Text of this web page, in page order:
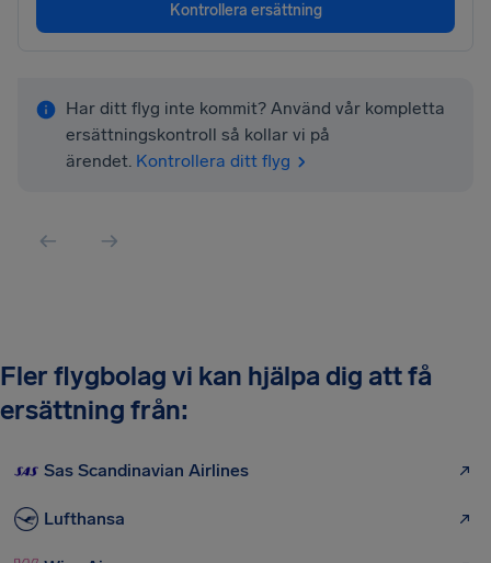
Kontrollera ersättning
Har ditt flyg inte kommit? Använd vår kompletta
ersättningskontroll så kollar vi på
ärendet. Kontrollera ditt flyg
Fler flygbolag vi kan hjälpa dig att få
ersättning från:
Sas Scandinavian Airlines
Lufthansa